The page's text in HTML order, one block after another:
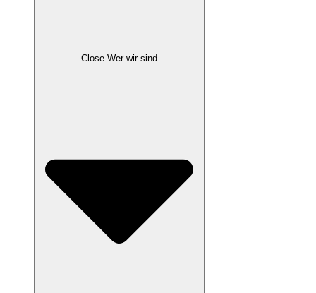
Close Wer wir sind